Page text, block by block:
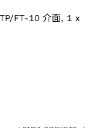
FT-10 介面, 1 x